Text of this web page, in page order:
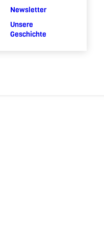
Newsletter
Unsere
Geschichte